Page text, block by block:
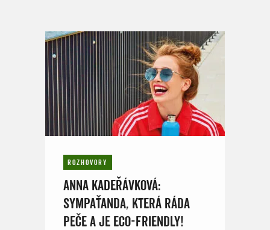
ROZHOVORY
ANNA KADEŘÁVKOVÁ:
SYMPAŤANDA, KTERÁ RÁDA
PEČE A JE ECO-FRIENDLY!